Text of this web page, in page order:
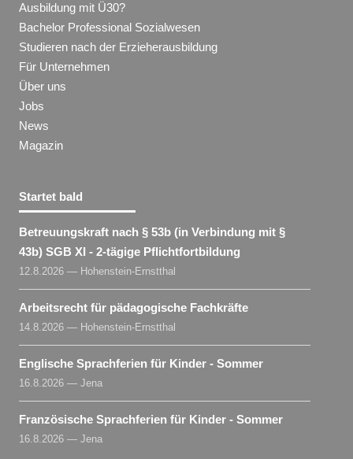
Ausbildung mit Ü30?
Bachelor Professional Sozialwesen
Studieren nach der Erzieherausbildung
Für Unternehmen
Über uns
Jobs
News
Magazin
Startet bald
Betreuungskraft nach § 53b (in Verbindung mit §
43b) SGB XI - 2-tägige Pflichtfortbildung
12.8.2026 — Hohenstein-Ernstthal
Arbeitsrecht für pädagogische Fachkräfte
14.8.2026 — Hohenstein-Ernstthal
Englische Sprachferien für Kinder - Sommer
16.8.2026 — Jena
Französische Sprachferien für Kinder - Sommer
16.8.2026 — Jena